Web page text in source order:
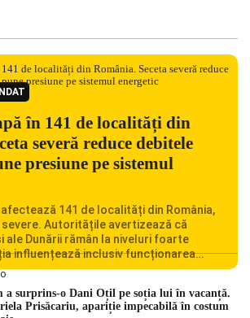
în 141 de localități din
severă reduce debitele
presiune pe sistemul
141 de localități din România,
Autoritățile avertizează că
ale Dunării rămân la niveluri foarte
influențează inclusiv funcționarea
de la Cernavodă. România se confruntă
mai dificile perioade din punct de vedere
ani. Lipsa […]
a surprins-o Dani Oțil pe soția lui în vacanță.
Prisăcariu, apariție impecabilă în costum